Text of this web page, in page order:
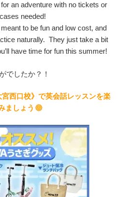
an adventure with no tickets or
needed!
to be fun and low cost, and
naturally. They just take a bit
have time for fun this summer!
でしたか？！
西口校》で英会話レッスンを楽
ましょう